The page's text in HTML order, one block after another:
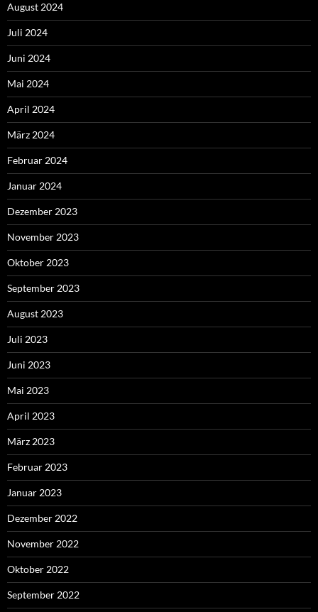
August 2024
Juli 2024
Juni 2024
Mai 2024
April 2024
März 2024
Februar 2024
Januar 2024
Dezember 2023
November 2023
Oktober 2023
September 2023
August 2023
Juli 2023
Juni 2023
Mai 2023
April 2023
März 2023
Februar 2023
Januar 2023
Dezember 2022
November 2022
Oktober 2022
September 2022